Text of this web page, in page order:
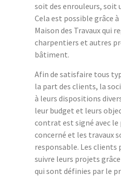
soit des enrouleurs, soit
Cela est possible grâce
Maison des Travaux qui
charpentiers et autres
bâtiment.
Afin de satisfaire tous
la part des clients, la
à leurs dispositions
leur budget et leurs
contrat est signé avec
concerné et les travaux
responsable. Les
suivre leurs projets
qui sont définies par le